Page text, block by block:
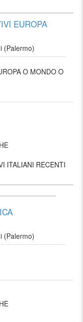
EUROPA
(Palermo)
O MONDO O
ITALIANI RECENTI
(Palermo)